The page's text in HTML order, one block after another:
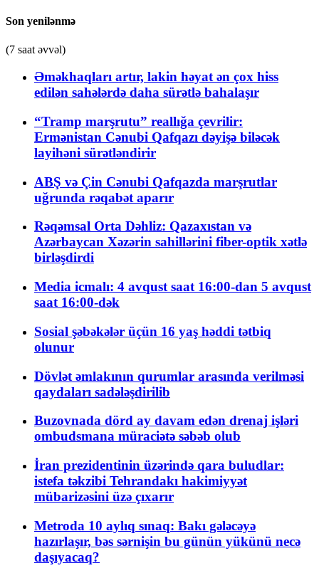
Son yenilənmə
(7 saat əvvəl)
Əməkhaqları artır, lakin həyat ən çox hiss
edilən sahələrdə daha sürətlə bahalaşır
“Tramp marşrutu” reallığa çevrilir:
Ermənistan Cənubi Qafqazı dəyişə biləcək
layihəni sürətləndirir
ABŞ və Çin Cənubi Qafqazda marşrutlar
uğrunda rəqabət aparır
Rəqəmsal Orta Dəhliz: Qazaxıstan və
Azərbaycan Xəzərin sahillərini fiber-optik xətlə
birləşdirdi
Media icmalı: 4 avqust saat 16:00-dan 5 avqust
saat 16:00-dək
Sosial şəbəkələr üçün 16 yaş həddi tətbiq
olunur
Dövlət əmlakının qurumlar arasında verilməsi
qaydaları sadələşdirilib
Buzovnada dörd ay davam edən drenaj işləri
ombudsmana müraciətə səbəb olub
İran prezidentinin üzərində qara buludlar:
istefa təkzibi Tehrandakı hakimiyyət
mübarizəsini üzə çıxarır
Metroda 10 aylıq sınaq: Bakı gələcəyə
hazırlaşır, bəs sərnişin bu günün yükünü necə
daşıyacaq?